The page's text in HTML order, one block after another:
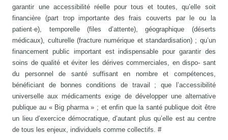
garantir une accessibilité réelle pour tous et toutes, qu’elle soit
financière (part trop importante des frais couverts par le ou la
patient·e), temporelle (files d’attente), géographique (déserts
médicaux), culturelle (fracture numérique et standardisation) ; qu’un
financement public important est indispensable pour garantir des
soins de qualité et éviter les dérives commerciales, en dispo- sant
du personnel de santé suffisant en nombre et compétences,
bénéficiant de bonnes conditions de travail ; que l’accessibilité
universelle aux médicaments exige de développer une alternative
publique au « Big pharma » ; et enfin que la santé publique doit être
un lieu d’exercice démocratique, d’autant plus qu’elle est au centre
de tous les enjeux, individuels comme collectifs. #